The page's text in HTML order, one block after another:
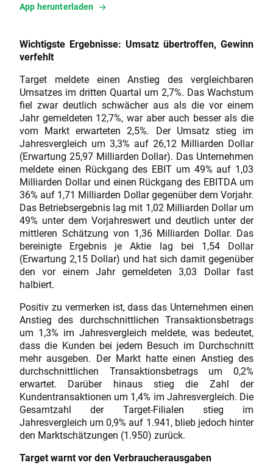
App herunterladen
Wichtigste Ergebnisse: Umsatz übertroffen, Gewinn
verfehlt
Target meldete einen Anstieg des vergleichbaren
Umsatzes im dritten Quartal um 2,7%. Das Wachstum
fiel zwar deutlich schwächer aus als die vor einem
Jahr gemeldeten 12,7%, war aber auch besser als die
vom Markt erwarteten 2,5%. Der Umsatz stieg im
Jahresvergleich um 3,3% auf 26,12 Milliarden Dollar
(Erwartung 25,97 Milliarden Dollar). Das Unternehmen
meldete einen Rückgang des EBIT um 49% auf 1,03
Milliarden Dollar und einen Rückgang des EBITDA um
36% auf 1,71 Milliarden Dollar gegenüber dem Vorjahr.
Das Betriebsergebnis lag mit 1,02 Milliarden Dollar um
49% unter dem Vorjahreswert und deutlich unter der
mittleren Schätzung von 1,36 Milliarden Dollar. Das
bereinigte Ergebnis je Aktie lag bei 1,54 Dollar
(Erwartung 2,15 Dollar) und hat sich damit gegenüber
den vor einem Jahr gemeldeten 3,03 Dollar fast
halbiert.
Positiv zu vermerken ist, dass das Unternehmen einen
Anstieg des durchschnittlichen Transaktionsbetrags
um 1,3% im Jahresvergleich meldete, was bedeutet,
dass die Kunden bei jedem Besuch im Durchschnitt
mehr ausgeben. Der Markt hatte einen Anstieg des
durchschnittlichen Transaktionsbetrags um 0,2%
erwartet. Darüber hinaus stieg die Zahl der
Kundentransaktionen um 1,4% im Jahresvergleich. Die
Gesamtzahl der Target-Filialen stieg im
Jahresvergleich um 0,9% auf 1.941, blieb jedoch hinter
den Marktschätzungen (1.950) zurück.
Target warnt vor den Verbraucherausgaben